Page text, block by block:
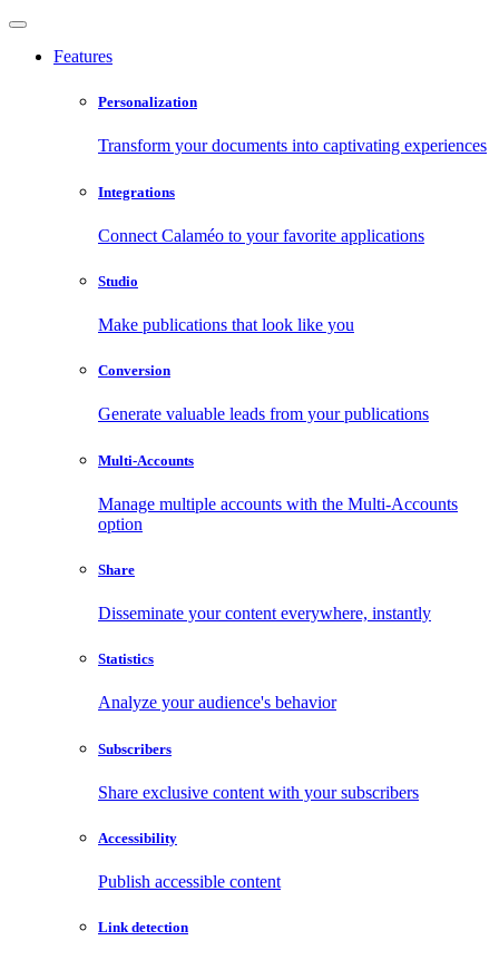
Features
Personalization
Transform your documents into captivating experiences
Integrations
Connect Calaméo to your favorite applications
Studio
Make publications that look like you
Conversion
Generate valuable leads from your publications
Multi-Accounts
Manage multiple accounts with the Multi-Accounts
option
Share
Disseminate your content everywhere, instantly
Statistics
Analyze your audience's behavior
Subscribers
Share exclusive content with your subscribers
Accessibility
Publish accessible content
Link detection